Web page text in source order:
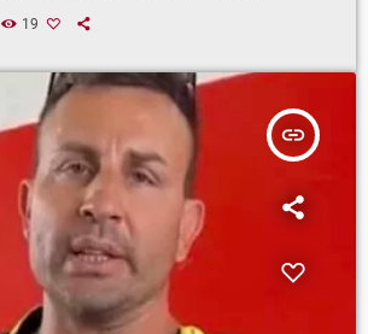
19
insert_link